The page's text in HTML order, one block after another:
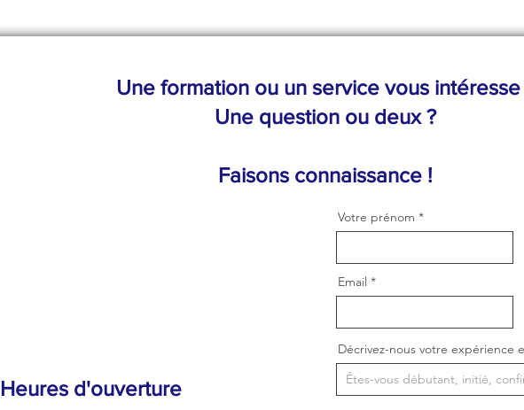
Une formation ou un service vous intéresse
Une question ou deux ?
Faisons connaissance !
Heures d'ouverture
Votre prénom
Email
Décrivez-nous votre expérience